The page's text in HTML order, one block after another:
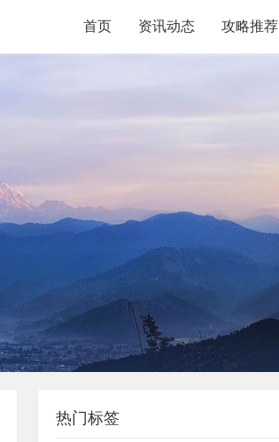
首页 资讯动态 攻略推荐
热门标签